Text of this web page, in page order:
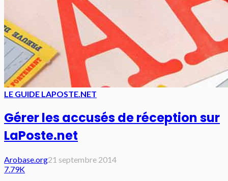
LE GUIDE LAPOSTE.NET
Gérer les accusés de réception sur
LaPoste.net
Arobase.org21 septembre 2014
7.79K